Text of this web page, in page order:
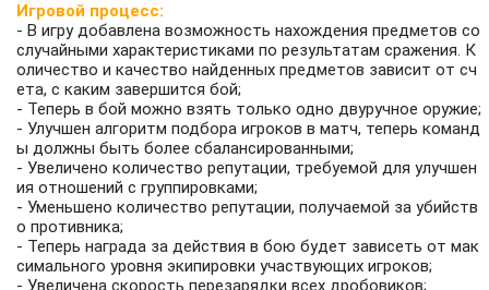
Игровой процесс:
- В игру добавлена возможность нахождения предметов со
случайными характеристиками по результатам сражения. К
оличество и качество найденных предметов зависит от сч
ета, с каким завершится бой;
- Теперь в бой можно взять только одно двуручное оружие;
- Улучшен алгоритм подбора игроков в матч, теперь команд
ы должны быть более сбалансированными;
- Увеличено количество репутации, требуемой для улучшен
ия отношений с группировками;
- Уменьшено количество репутации, получаемой за убийств
о противника;
- Теперь награда за действия в бою будет зависеть от мак
симального уровня экипировки участвующих игроков;
- Увеличена скорость перезарядки всех дробовиков;